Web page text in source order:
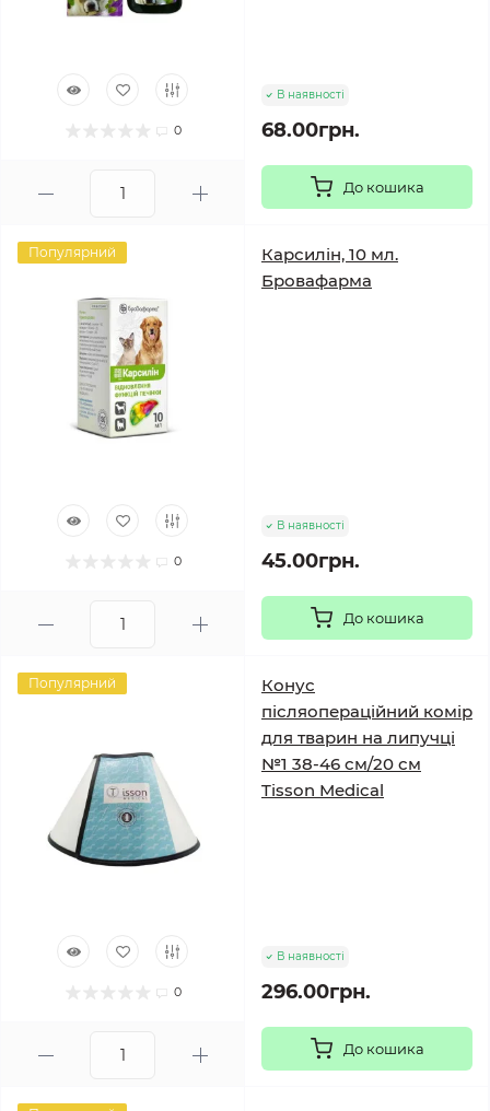
0
В наявності
68.00грн.
До кошика
Популярний
0
Карсилін, 10 мл.
Бровафарма
В наявності
45.00грн.
До кошика
Популярний
0
Конус
післяопераційний комір
для тварин на липучці
№1 38-46 см/20 см
Tisson Medical
В наявності
296.00грн.
До кошика